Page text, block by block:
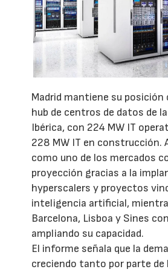
Madrid mantiene su posición
hub de centros de datos de
Ibérica, con 224 MW IT
228 MW IT en construcción.
como uno de los mercados
proyección gracias a la
hyperscalers y proyectos
inteligencia artificial,
Barcelona, Lisboa y Sines
ampliando su capacidad.
El informe señala que la
creciendo tanto por parte de